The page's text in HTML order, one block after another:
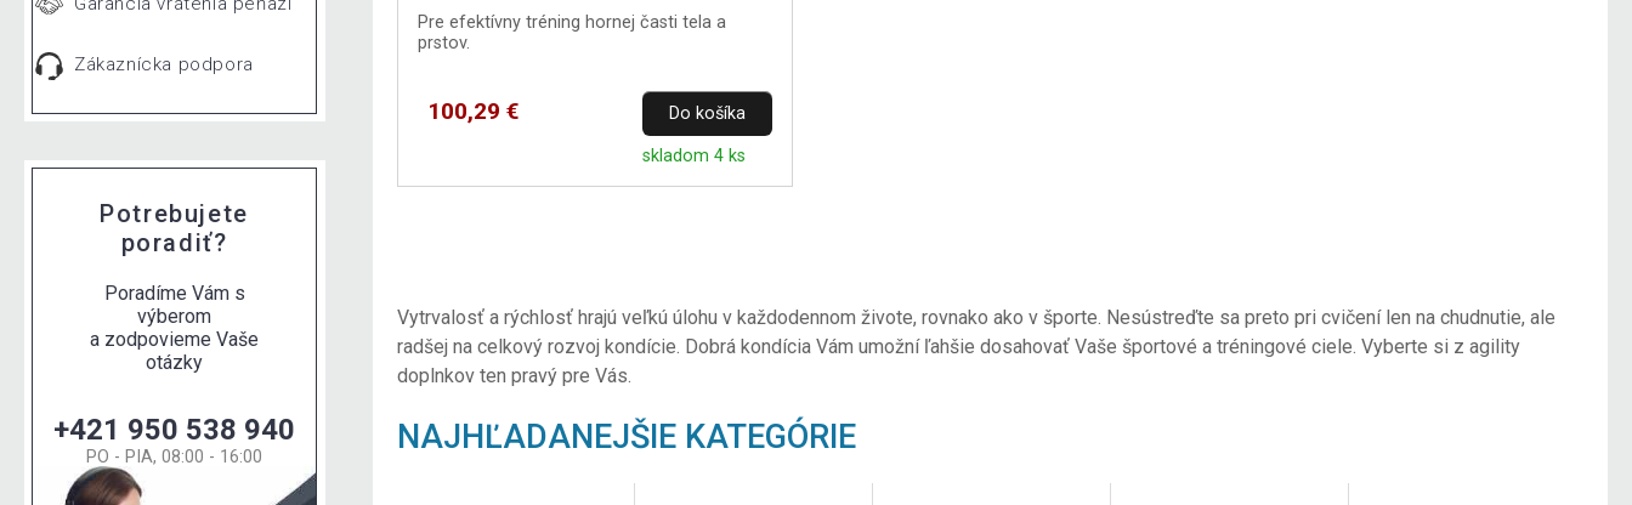
Zákaznícka podpora
Potrebujete
poradiť?
Poradíme Vám s
výberom
a zodpovieme Vaše
otázky
+421 950 538 940
PO - PIA, 08:00 - 16:00
Pre efektívny tréning hornej časti tela a
prstov.
100,29 € Do košíka
skladom 4 ks
Vytrvalosť a rýchlosť hrajú veľkú úlohu v každodennom živote, rovnako ako v športe. Nesústreďte sa preto pri cvičení len na chudnutie, ale
radšej na celkový rozvoj kondície. Dobrá kondícia Vám umožní ľahšie dosahovať Vaše športové a tréningové ciele. Vyberte si z agility
doplnkov ten pravý pre Vás.
NAJHĽADANEJŠIE KATEGÓRIE